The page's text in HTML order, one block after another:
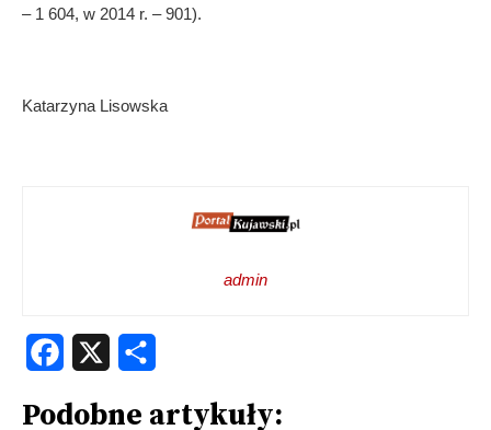
– 1 604, w 2014 r. – 901).
Katarzyna Lisowska
admin
Facebook
Podobne artykuły: